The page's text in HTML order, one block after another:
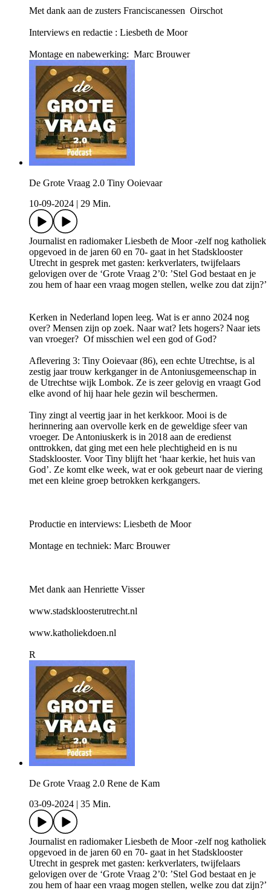
Met dank aan de zusters Franciscanessen Oirschot
Interviews en redactie : Liesbeth de Moor
Montage en nabewerking: Marc Brouwer
De Grote Vraag 2.0 Tiny Ooievaar
10-09-2024
29 Min.
Journalist en radiomaker Liesbeth de Moor -zelf nog katholiek
opgevoed in de jaren 60 en 70- gaat in het Stadsklooster
Utrecht in gesprek met gasten: kerkverlaters, twijfelaars
gelovigen over de ‘Grote Vraag 2’0: ’Stel God bestaat en je
zou hem of haar een vraag mogen stellen, welke zou dat zijn?’
Kerken in Nederland lopen leeg. Wat is er anno 2024 nog
over? Mensen zijn op zoek. Naar wat? Iets hogers? Naar iets
van vroeger? Of misschien wel een god of God?
Aflevering 3: Tiny Ooievaar (86), een echte Utrechtse, is al
zestig jaar trouw kerkganger in de Antoniusgemeenschap in
de Utrechtse wijk Lombok. Ze is zeer gelovig en vraagt God
elke avond of hij haar hele gezin wil beschermen.
Tiny zingt al veertig jaar in het kerkkoor. Mooi is de
herinnering aan overvolle kerk en de geweldige sfeer van
vroeger. De Antoniuskerk is in 2018 aan de eredienst
onttrokken, dat ging met een hele plechtigheid en is nu
Stadsklooster. Voor Tiny blijft het ‘haar kerkie, het huis van
God’. Ze komt elke week, wat er ook gebeurt naar de viering
met een kleine groep betrokken kerkgangers.
Productie en interviews: Liesbeth de Moor
Montage en techniek: ​Marc Brouwer
Met dank aan Henriette Visser
www.stadskloosterutrecht.nl
www.katholiekdoen.nl
R
De Grote Vraag 2.0 Rene de Kam
03-09-2024
35 Min.
Journalist en radiomaker Liesbeth de Moor -zelf nog katholiek
opgevoed in de jaren 60 en 70- gaat in het Stadsklooster
Utrecht in gesprek met gasten: kerkverlaters, twijfelaars
gelovigen over de ‘Grote Vraag 2’0: ’Stel God bestaat en je
zou hem of haar een vraag mogen stellen, welke zou dat zijn?’